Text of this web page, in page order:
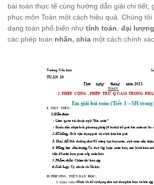
bài toán thực tế cùng hướng dẫn giải chi tiết,
phục môn Toán một cách hiệu quả. Chúng
dạng toán phổ biến như tính toán, đại lượng
các phép toán nhân, chia một cách chính